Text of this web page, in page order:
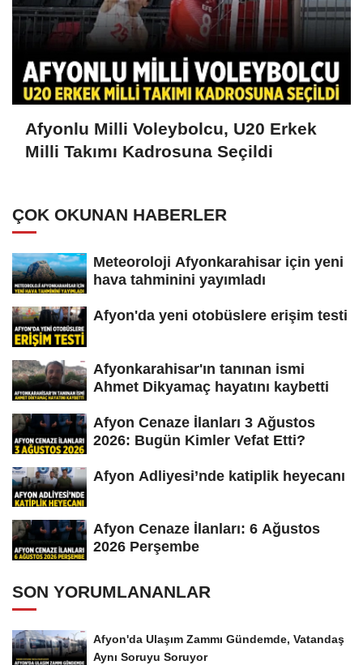
Afyonlu Milli Voleybolcu, U20 Erkek
Milli Takımı Kadrosuna Seçildi
ÇOK OKUNAN HABERLER
Meteoroloji Afyonkarahisar için yeni
hava tahminini yayımladı
Afyon'da yeni otobüslere erişim testi
Afyonkarahisar'ın tanınan ismi
Ahmet Dikyamaç hayatını kaybetti
Afyon Cenaze İlanları 3 Ağustos
2026: Bugün Kimler Vefat Etti?
Afyon Adliyesi’nde katiplik heyecanı
Afyon Cenaze İlanları: 6 Ağustos
2026 Perşembe
SON YORUMLANANLAR
Afyon'da Ulaşım Zammı Gündemde, Vatandaş
Aynı Soruyu Soruyor